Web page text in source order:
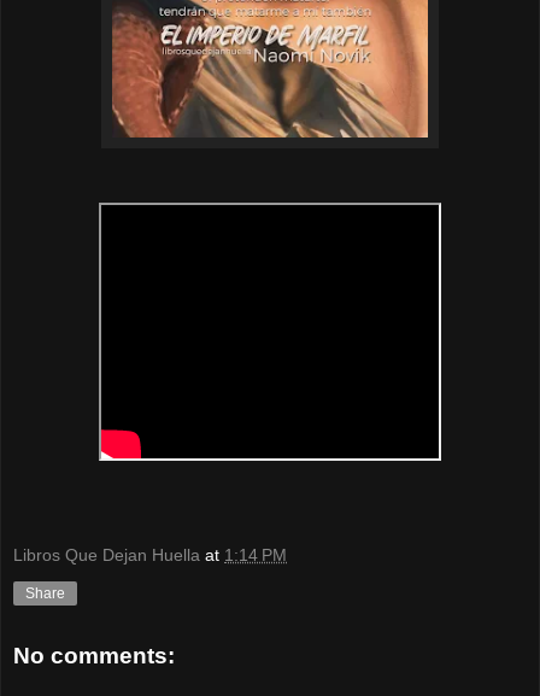
Libros Que Dejan Huella at 1:14 PM
Share
No comments: